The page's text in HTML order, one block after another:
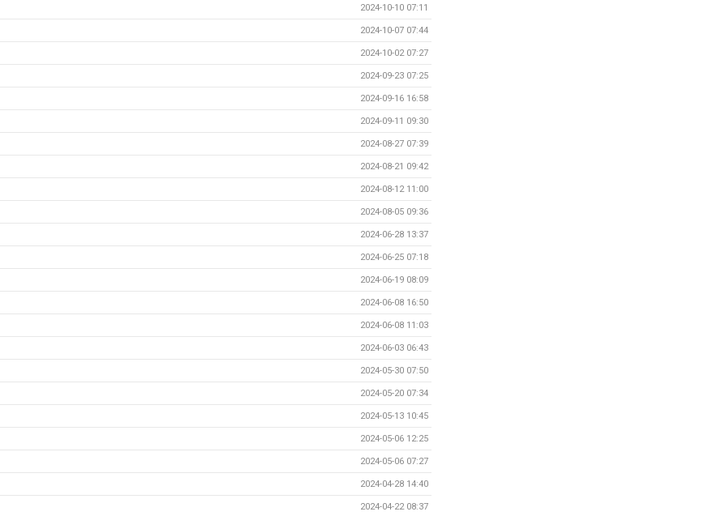
2024-10-10 07:11
2024-10-07 07:44
2024-10-02 07:27
2024-09-23 07:25
2024-09-16 16:58
2024-09-11 09:30
2024-08-27 07:39
2024-08-21 09:42
2024-08-12 11:00
2024-08-05 09:36
2024-06-28 13:37
2024-06-25 07:18
2024-06-19 08:09
2024-06-08 16:50
2024-06-08 11:03
2024-06-03 06:43
2024-05-30 07:50
2024-05-20 07:34
2024-05-13 10:45
2024-05-06 12:25
2024-05-06 07:27
2024-04-28 14:40
2024-04-22 08:37